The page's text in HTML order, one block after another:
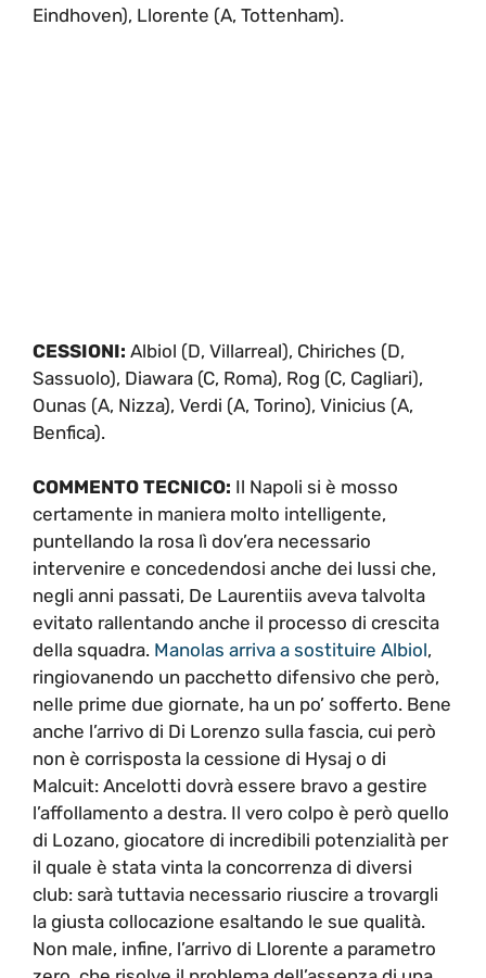
Eindhoven), Llorente (A, Tottenham).
CESSIONI: Albiol (D, Villarreal), Chiriches (D,
Sassuolo), Diawara (C, Roma), Rog (C, Cagliari),
Ounas (A, Nizza), Verdi (A, Torino), Vinicius (A,
Benfica).
COMMENTO TECNICO: Il Napoli si è mosso
certamente in maniera molto intelligente,
puntellando la rosa lì dov’era necessario
intervenire e concedendosi anche dei lussi che,
negli anni passati, De Laurentiis aveva talvolta
evitato rallentando anche il processo di crescita
della squadra. Manolas arriva a sostituire Albiol,
ringiovanendo un pacchetto difensivo che però,
nelle prime due giornate, ha un po’ sofferto. Bene
anche l’arrivo di Di Lorenzo sulla fascia, cui però
non è corrisposta la cessione di Hysaj o di
Malcuit: Ancelotti dovrà essere bravo a gestire
l’affollamento a destra. Il vero colpo è però quello
di Lozano, giocatore di incredibili potenzialità per
il quale è stata vinta la concorrenza di diversi
club: sarà tuttavia necessario riuscire a trovargli
la giusta collocazione esaltando le sue qualità.
Non male, infine, l’arrivo di Llorente a parametro